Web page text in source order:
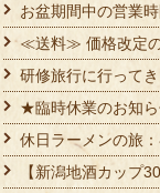
お盆期間中の営業
≪送料≫ 価格改定
研修旅行に行って
★臨時休業のお知
休日ラーメンの旅
【新潟地酒カップ